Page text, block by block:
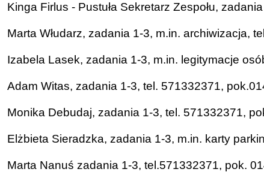
Kinga Firlus - Pustuła Sekretarz Zespołu,
Marta Włudarz, zadania 1-3, m.in. archiwizacja,
Izabela Lasek, zadania 1-3, m.in. legitymacje
Adam Witas, zadania 1-3, tel. 571332371,
Monika Debudaj, zadania 1-3, tel. 571332371,
Elżbieta Sieradzka, zadania 1-3, m.in. karty
Marta Nanuś zadania 1-3, tel.571332371, pok.